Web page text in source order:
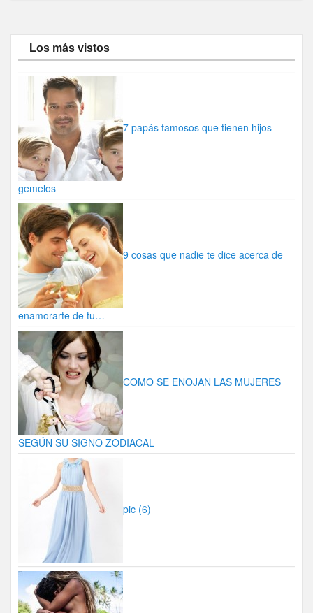
Los más vistos
7 papás famosos que tienen hijos
gemelos
9 cosas que nadie te dice acerca de
enamorarte de tu…
COMO SE ENOJAN LAS MUJERES
SEGÚN SU SIGNO ZODIACAL
pic (6)